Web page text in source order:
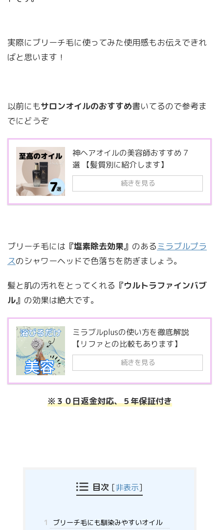
実際にブリーチ毛に使ってみた使用感もお伝えできれ
ばと思います！
以前にもサロンオイルのおすすめ書いてるので参考ま
でにどうぞ
神ヘアオイルの美容師おすすめ７
選 【髪質別に紹介します】
続きを見る
ブリーチ毛には 『塩素除去効果』 のあるミラブルプラ
スのシャワーヘッドで色落ちを防ぎましょう。
髪と肌の汚れをとってくれる 『ウルトラファインバブ
ル』 の効果は絶大です。
ミラブルplusの使い方を徹底解説
【リファとの比較もあります】
続きを見る
※３０日返金対応、５年保証付き
目次 [非表示]
1
ブリーチ毛にも馴染みやすいオイル